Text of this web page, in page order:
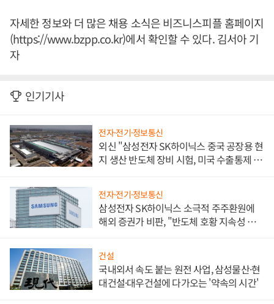
자세한 정보와 더 많은 채용 소식은 비즈니스피플 홈페이지
(https://www.bzpp.co.kr)에서 확인할 수 있다. 김서아 기
자
인기기사
전자·전기·정보통신
외신 "삼성전자 SK하이닉스 중국 공장용 현
지 생산 반도체 장비 시험, 미국 수출통제 대
전자·전기·정보통신
삼성전자 SK하이닉스 소극적 주주환원에
해외 증권가 비판, "반도체 호황 지속성 의
건설
국내외서 속도 붙는 원전 사업, 삼성물산·현
대건설·대우건설에 다가오는 '약속의 시간'